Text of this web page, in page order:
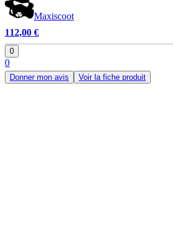
Maxiscoot
112,00 €
0
0
Donner mon avis Voir la fiche produit